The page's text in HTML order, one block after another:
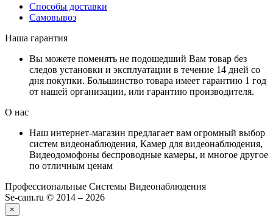
Способы доставки
Самовывоз
Наша гарантия
Вы можете поменять не подошедший Вам товар без
следов установки и эксплуатации в течение 14 дней со
дня покупки. Большинство товара имеет гарантию 1 год
от нашей организации, или гарантию производителя.
О нас
Наш интернет-магазин предлагает вам огромный выбор
систем видеонаблюдения, Камер для видеонаблюдения,
Видеодомофоны беспроводные камеры, и многое другое
по отличным ценам
Профессиональные Системы Видеонаблюдения
Se-cam.ru © 2014 – 2026
×